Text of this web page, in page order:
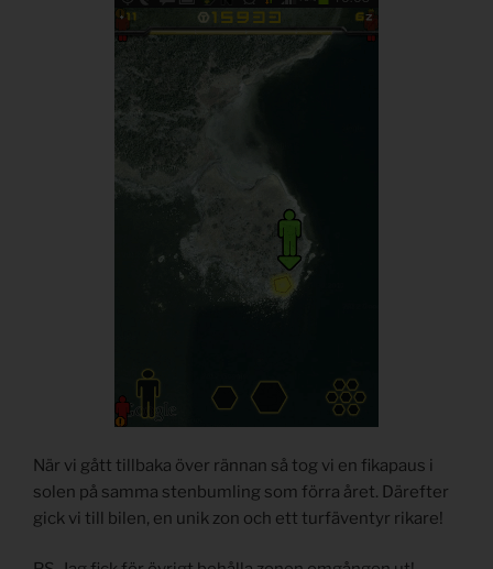
När vi gått tillbaka över rännan så tog vi en fikapaus i
solen på samma stenbumling som förra året. Därefter
gick vi till bilen, en unik zon och ett turfäventyr rikare!